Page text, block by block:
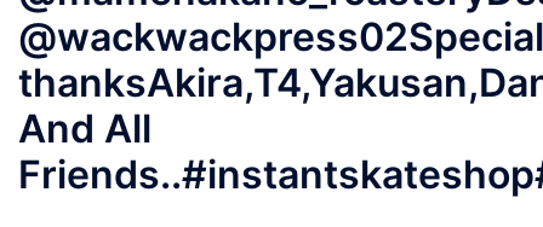
@wackwackpress02Special
And All